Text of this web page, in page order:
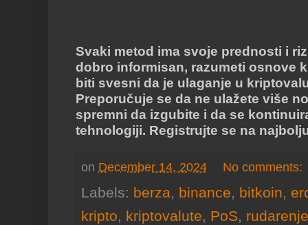
Svaki metod ima svoje prednosti i
dobro informisan, razumeti osnove
biti svesni da je ulaganje u
Preporučuje se da ne ulažete više
spremni da izgubite i da se
tehnologiji. Registrujte se na
on December 14, 2024 No comments:
Labels: berza, binance, bitkoin,
kripto, kriptovalute, PoS, rudarenje